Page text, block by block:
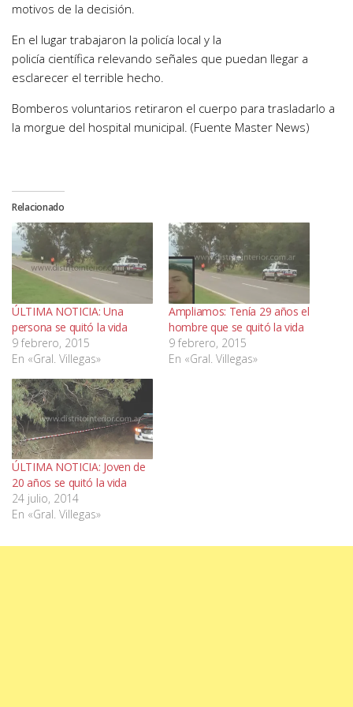
motivos de la decisión.
En el lugar trabajaron la policía local y la
policía científica relevando señales que puedan llegar a
esclarecer el terrible hecho.
Bomberos voluntarios retiraron el cuerpo para trasladarlo a
la morgue del hospital municipal. (Fuente Master News)
Relacionado
ÚLTIMA NOTICIA: Una
persona se quitó la vida
9 febrero, 2015
En «Gral. Villegas»
Ampliamos: Tenía 29 años el
hombre que se quitó la vida
9 febrero, 2015
En «Gral. Villegas»
ÚLTIMA NOTICIA: Joven de
20 años se quitó la vida
24 julio, 2014
En «Gral. Villegas»